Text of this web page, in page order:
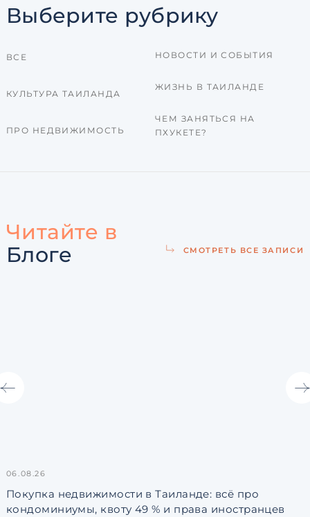
Выберите рубрику
ВСЕ
КУЛЬТУРА ТАИЛАНДА
ПРО НЕДВИЖИМОСТЬ
НОВОСТИ И СОБЫТИЯ
ЖИЗНЬ В ТАИЛАНДЕ
ЧЕМ ЗАНЯТЬСЯ НА
ПХУКЕТЕ?
Читайте в
Блоге
СМОТРЕТЬ ВСЕ ЗАПИСИ
06.08.26
Покупка недвижимости в Таиланде: всё про
кондоминиумы, квоту 49 % и права иностранцев